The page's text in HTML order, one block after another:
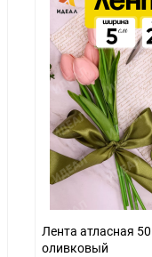
Лента атласная
оливковый